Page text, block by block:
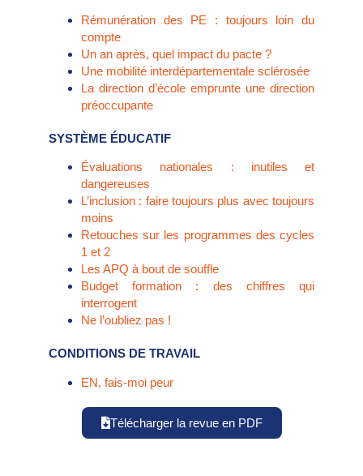
Rémunération des PE : toujours loin du
compte
Un an après, quel impact du pacte ?
Une mobilité interdépartementale sclérosée
La direction d’école emprunte une direction
préoccupante
SYSTÈME ÉDUCATIF
Évaluations nationales : inutiles et
dangereuses
L’inclusion : faire toujours plus avec toujours
moins
Retouches sur les programmes des cycles
1 et 2
Les APQ à bout de souffle
Budget formation : des chiffres qui
interrogent
Ne l’oubliez pas !
CONDITIONS DE TRAVAIL
EN, fais-moi peur
Télécharger la revue en PDF